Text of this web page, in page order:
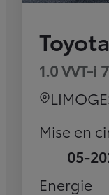
1.0 VVT-i
Mise en
05-
Energie